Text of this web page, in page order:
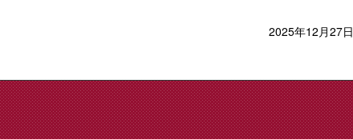
2025年12月27日